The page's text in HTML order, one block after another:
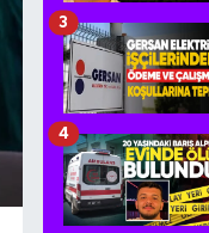
3
4